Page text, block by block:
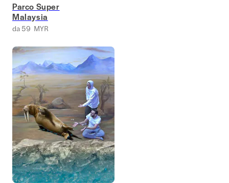
Parco Super
Malaysia
da 59 MYR